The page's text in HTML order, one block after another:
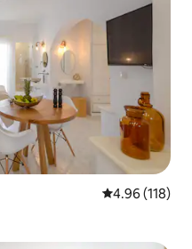
平均评分 4.96
4.96 (118)